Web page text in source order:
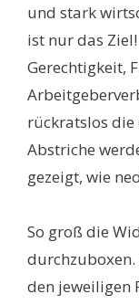
und stark
ist nur das
Gerechtigkeit,
rückratslos die
Abstriche
gezeigt, wie
So groß die
den jeweiligen